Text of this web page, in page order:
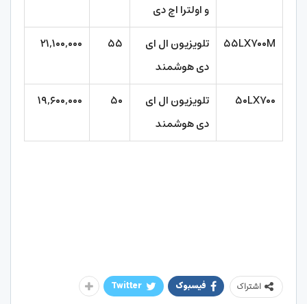
و اولترا اچ دی
۵۵LX۷۰۰M
تلویزیون ال ای
دی هوشمند
۵۵ ۲۱,۱۰۰,۰۰۰
۵۰LX۷۰۰
تلویزیون ال ای
دی هوشمند
۵۰ ۱۹,۶۰۰,۰۰۰
اشتراک فیسبوک Twitter